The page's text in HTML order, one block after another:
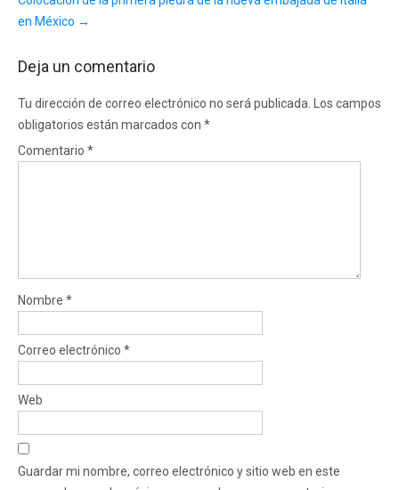
en México →
Deja un comentario
Tu dirección de correo electrónico no será publicada.
Los campos
obligatorios están marcados con *
Comentario *
Nombre *
Correo electrónico *
Web
Guardar mi nombre, correo electrónico y sitio web en este